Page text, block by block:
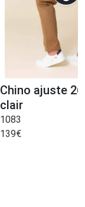
Chino ajuste
clair
1083
139€